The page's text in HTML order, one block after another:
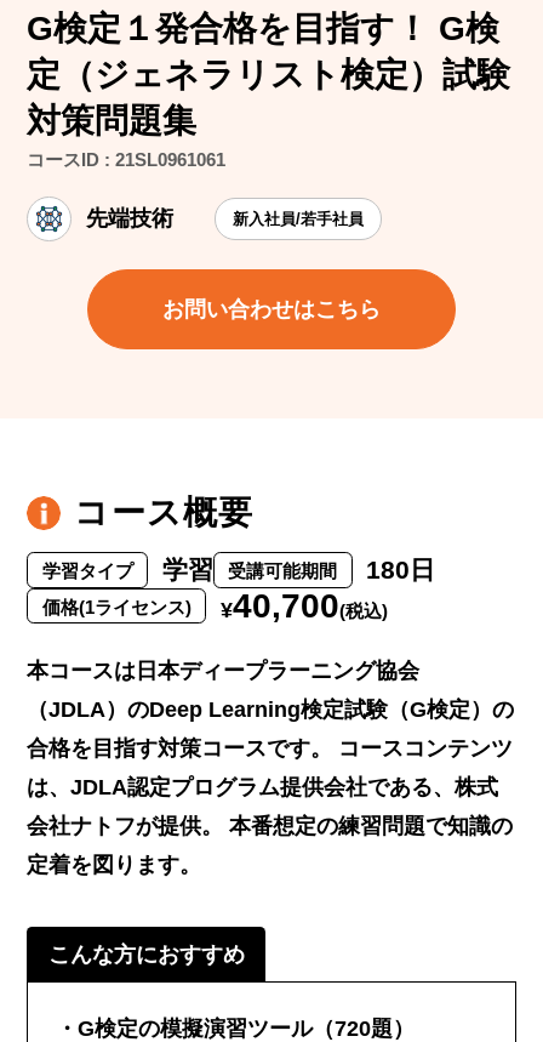
G検定１発合格を目指す！ G検
定（ジェネラリスト検定）試験
対策問題集
コースID : 21SL0961061
先端技術 新入社員/若手社員
お問い合わせはこちら
コース概要
学習タイプ 学習 受講可能期間 180日
価格(1ライセンス) ¥40,700(税込)
本コースは日本ディープラーニング協会
（JDLA）のDeep Learning検定試験（G検定）の
合格を目指す対策コースです。 コースコンテンツ
は、JDLA認定プログラム提供会社である、株式
会社ナトフが提供。 本番想定の練習問題で知識の
定着を図ります。
こんな方におすすめ
G検定の模擬演習ツール（720題）